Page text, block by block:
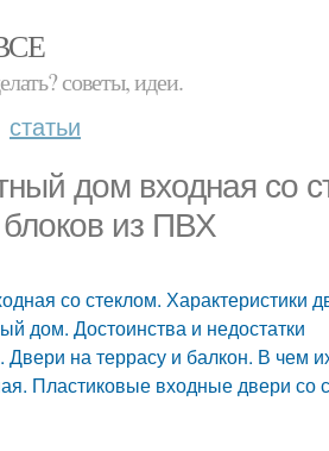
советы, идеи.
статьи
дом входная со
из ПВХ
со стеклом. Характеристики
дом. Достоинства и недостатки
на террасу и балкон. В чем
Пластиковые входные двери со